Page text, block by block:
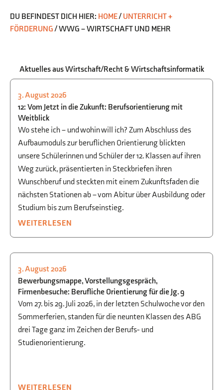
DU BEFINDEST DICH HIER: HOME/ UNTERRICHT +
FÖRDERUNG/WWG – WIRTSCHAFT UND MEHR
Aktuelles aus Wirtschaft/Recht & Wirtschaftsinformatik
STUDIEN- UND BERUFSORIENTIERUNG
3. August 2026
12: Vom Jetzt in die Zukunft: Berufsorientierung mit
Weitblick
Wo stehe ich – und wohin will ich? Zum Abschluss des
Aufbaumoduls zur beruflichen Orientierung blickten
unsere Schülerinnen und Schüler der 12. Klassen auf ihren
Weg zurück, präsentierten in Steckbriefen ihren
Wunschberuf und steckten mit einem Zukunftsfaden die
nächsten Stationen ab – vom Abitur über Ausbildung oder
Studium bis zum Berufseinstieg.
WEITERLESEN
STUDIEN- UND BERUFSORIENTIERUNG
3. August 2026
Bewerbungsmappe, Vorstellungsgespräch,
Firmenbesuche: Berufliche Orientierung für die Jg. 9
Vom 27. bis 29. Juli 2026, in der letzten Schulwoche vor den
Sommerferien, standen für die neunten Klassen des ABG
drei Tage ganz im Zeichen der Berufs- und
Studienorientierung.
WEITERLESEN